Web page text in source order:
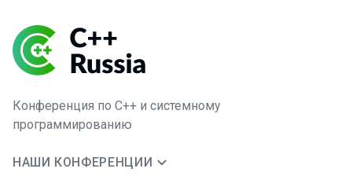
Конференция по C++ и системному
программированию
НАШИ КОНФЕРЕНЦИИ